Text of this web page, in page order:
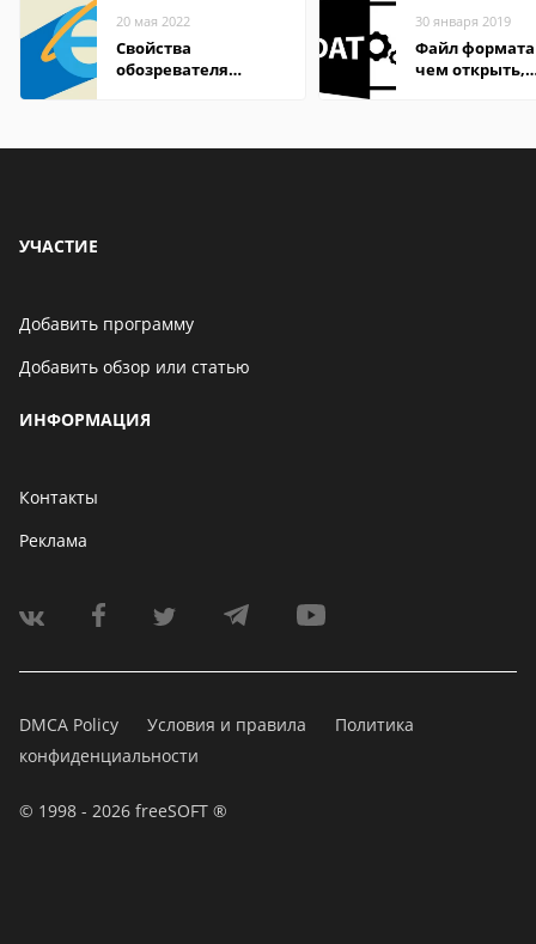
20 мая 2022
Свойства
обозревателя
30 января 2019
Файл формата
чем открыть,
УЧАСТИЕ
Добавить программу
Добавить обзор или статью
ИНФОРМАЦИЯ
Контакты
Реклама
DMCA Policy Условия и правила
Политика
конфиденциальности
© 1998 - 2026 freeSOFT ®